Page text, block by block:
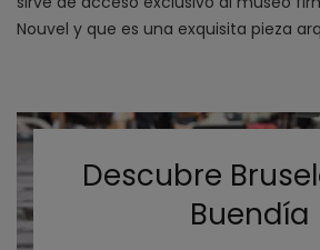
Nouvel y que es una exquisita pieza
Descubre
Buendía